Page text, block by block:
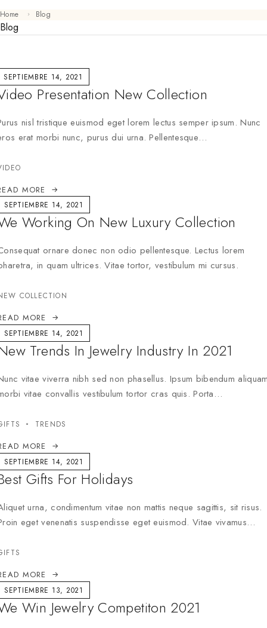
Home Blog
Blog
SEPTIEMBRE 14, 2021
Presentation New Collection
nisl tristique euismod eget lorem lectus semper ipsum. Nunc
erat morbi nunc, purus dui urna. Pellentesque…
MORE
SEPTIEMBRE 14, 2021
Working On New Luxury Collection
ornare donec non odio pellentesque. Lectus lorem
in quam ultrices. Vitae tortor, vestibulum mi cursus.
COLLECTION
MORE
SEPTIEMBRE 14, 2021
Trends In Jewelry Industry In 2021
vitae viverra nibh sed non phasellus. Ipsum bibendum
vitae convallis vestibulum tortor cras quis. Porta…
TRENDS
MORE
SEPTIEMBRE 14, 2021
Gifts For Holidays
urna, condimentum vitae non mattis neque sagittis, sit risus.
eget venenatis suspendisse eget euismod. Vitae vivamus…
MORE
SEPTIEMBRE 13, 2021
Win Jewelry Competiton 2021